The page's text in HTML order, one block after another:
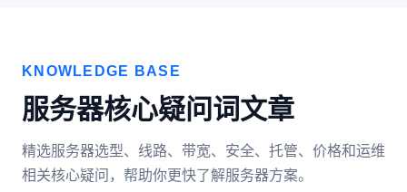
KNOWLEDGE BASE
服务器核心疑问词文章
精选服务器选型、线路、带宽、安全、托管、价格和运维
相关核心疑问，帮助你更快了解服务器方案。